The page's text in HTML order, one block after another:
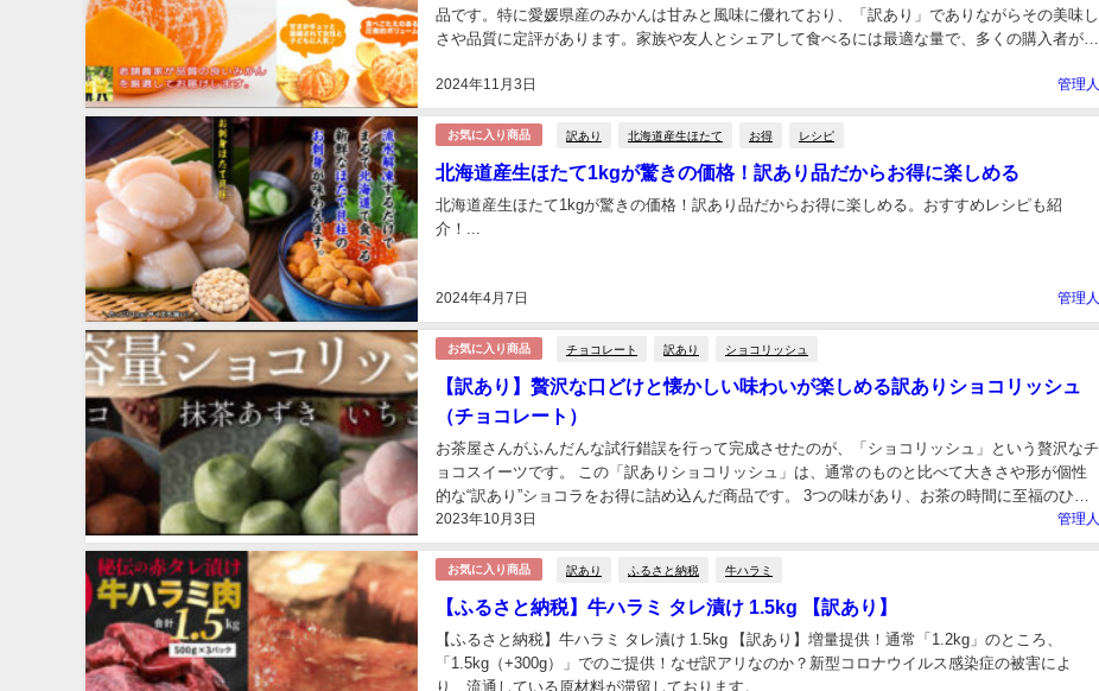
2024年11月3日
品です。特に愛媛県産のみかんは甘みと風味に優れており、「訳あり」でありながらその美味し
さや品質に定評があります。家族や友人とシェアして食べるには最適な量で、多くの購入者がコ
管理人
お気に入り商品 訳あり 北海道産生ほたて お得 レシピ
北海道産生ほたて1kgが驚きの価格！訳あり品だからお得に楽しめる
2024年4月7日
北海道産生ほたて1kgが驚きの価格！訳あり品だからお得に楽しめる。おすすめレシピも紹
介！...
管理人
お気に入り商品 チョコレート 訳あり ショコリッシュ
【訳あり】贅沢な口どけと懐かしい味わいが楽しめる訳ありショコリッシュ
（チョコレート）
2023年10月3日
お茶屋さんがふんだんな試行錯誤を行って完成させたのが、「ショコリッシュ」という贅沢なチ
ョコスイーツです。 この「訳ありショコリッシュ」は、通常のものと比べて大きさや形が個性
的な“訳あり”ショコラをお得に詰め込んだ商品です。 3つの味があり、お茶の時間に至福のひと
ときを楽しんでいただけます♪ 【10月16日から出荷分】【...
管理人
お気に入り商品 訳あり ふるさと納税 牛ハラミ
【ふるさと納税】牛ハラミ タレ漬け 1.5kg 【訳あり】
【ふるさと納税】牛ハラミ タレ漬け 1.5kg 【訳あり】増量提供！通常「1.2kg」のところ、
「1.5kg（+300g）」でのご提供！なぜ訳アリなのか？新型コロナウイルス感染症の被害によ
り、流通している原材料が滞留しております。...